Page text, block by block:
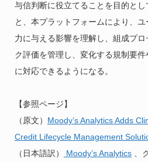
与信判断に役立てることを目的とし
と、本プラットフォームにより、
力に与える影響を理解し、組成プ
ク評価を管理し、変化する規制要
に対応できるようになる。
【参照ページ】
（原文） Moody’s Analytics Adds
Credit Lifecycle Management
（日本語訳）
Moody’s Analytics、